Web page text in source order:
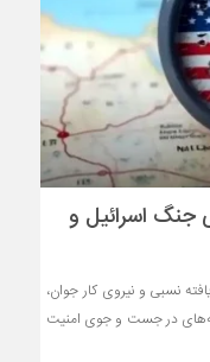
جنگ اسرائیل و
نسبی و نیروی کار جوان،
در جست و جوی امنیت